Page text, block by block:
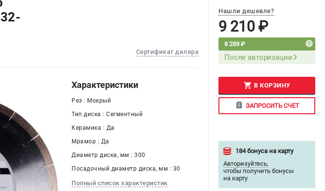
Сертификат дилера
Нашли дешевле?
9 210 ₽
8 289 ₽
После авторизации
В КОРЗИНУ
ЗАПРОСИТЬ СЧЕТ
184 бонуса на карту
Авторизуйтесь,
чтобы получить бонусы
на карту
Характеристики
Рез : Мокрый
Тип диска : Сегментный
Керамика : Да
Мрамор : Да
Диаметр диска, мм : 300
Посадочный диаметр диска, мм : 30
Полный список характеристик